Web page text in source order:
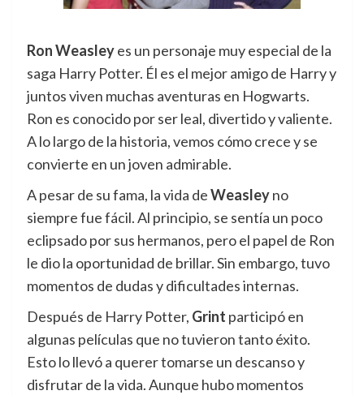
Ron Weasleyes un personaje muy especial de la
saga Harry Potter. Él es el mejor amigo de Harry y
juntos viven muchas aventuras en Hogwarts.
Ron es conocido por ser leal, divertido y valiente.
A lo largo de la historia, vemos cómo crece y se
convierte en un joven admirable.
A pesar de su fama, la vida deWeasleyno
siempre fue fácil. Al principio, se sentía un poco
eclipsado por sus hermanos, pero el papel de Ron
le dio la oportunidad de brillar. Sin embargo, tuvo
momentos de dudas y dificultades internas.
Después de Harry Potter, Grint participó en
algunas películas que no tuvieron tanto éxito.
Esto lo llevó a querer tomarse un descanso y
disfrutar de la vida. Aunque hubo momentos